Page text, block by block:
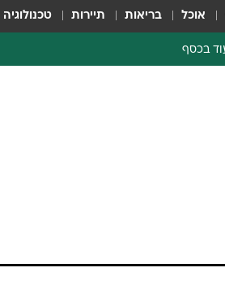
אוכל בריאות תיירות טכנולוגיה
בכסף